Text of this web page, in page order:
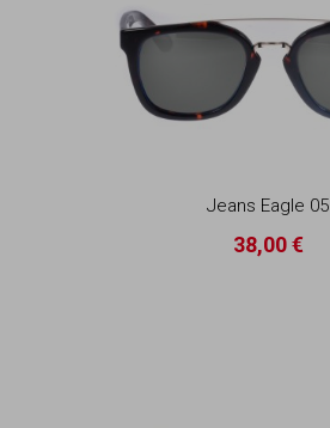
Jeans Eagle 05
38,00 €